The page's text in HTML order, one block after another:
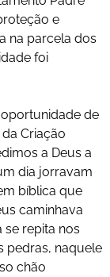
e
na parcela dos
foi
de
Criação
a Deus a
dia jorravam
bíblica que
caminhava
repita nos
pedras, naquele
chão